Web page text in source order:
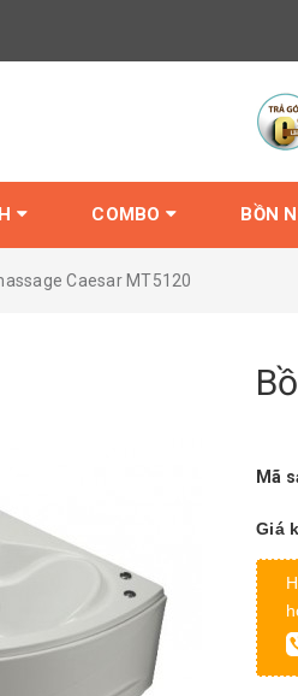
COMBO BỒN
Caesar MT5120
Mã
Giá